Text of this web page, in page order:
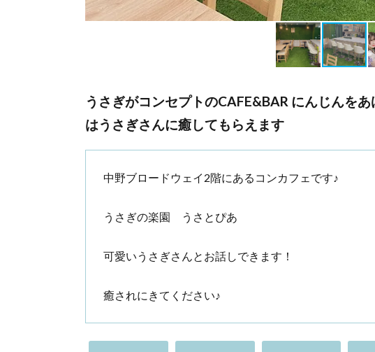
うさぎがコンセプトのCAFE&BAR にんじんを
はうさぎさんに癒してもらえます
中野ブロードウェイ2階にあるコンカフェです♪
うさぎの楽園 うさとぴあ
可愛いうさぎさんとお話しできます！
癒されにきてください♪